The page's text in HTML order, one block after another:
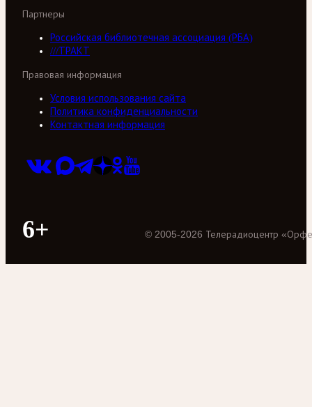
Партнеры
Российская библиотечная ассоциация (РБА)
///ТРАКТ
Правовая информация
Условия использования сайта
Политика конфиденциальности
Контактная информация
6+ © 2005-2026 Телерадиоцентр